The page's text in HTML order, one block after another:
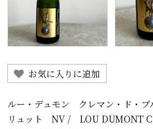
お気に入りに追加
ルー・デュモン クレマン・ド・ブ
リュット NV / LOU DUMONT